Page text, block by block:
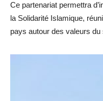
Ce partenariat permettra
la Solidarité Islamique,
pays autour des valeurs du